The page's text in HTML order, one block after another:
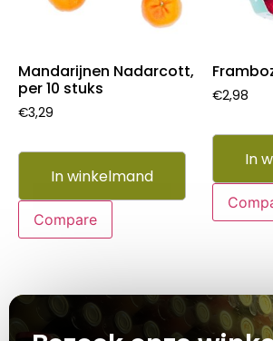
Mandarijnen Nadarcott,
per 10 stuks
€3,29
In winkelmand
Compare
€2,98
In